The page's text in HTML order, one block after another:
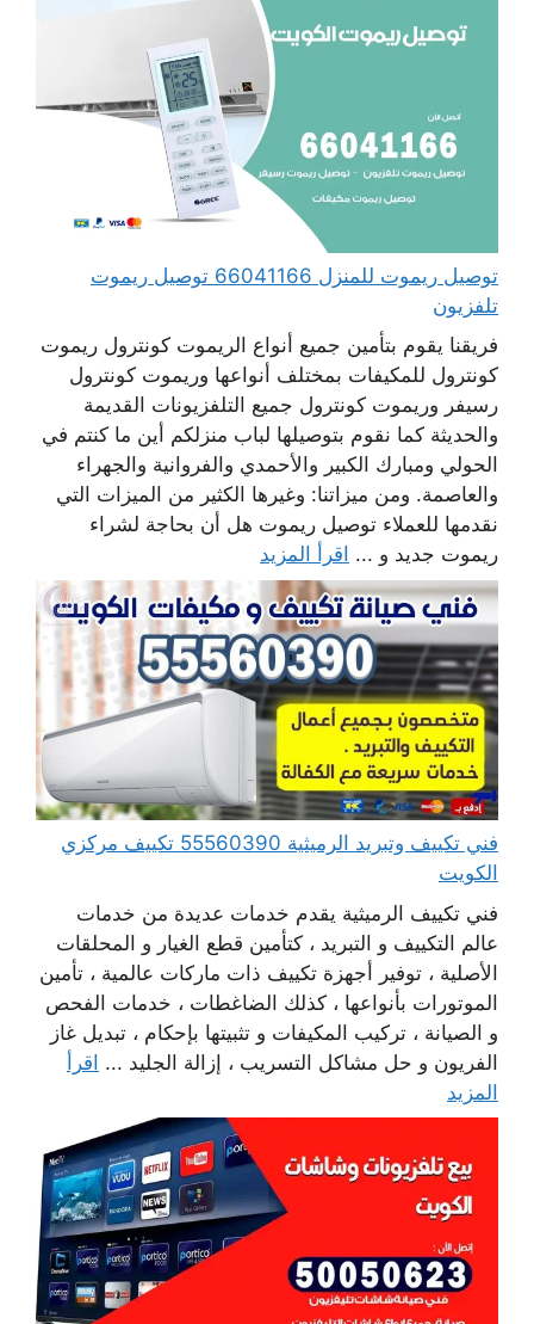
توصيل ريموت للمنزل 66041166 توصيل ريموت
تلفزيون
فريقنا يقوم بتأمين جميع أنواع الريموت كونترول ريموت
كونترول للمكيفات بمختلف أنواعها وريموت كونترول
رسيفر وريموت كونترول جميع التلفزيونات القديمة
والحديثة كما نقوم بتوصيلها لباب منزلكم أين ما كنتم في
الحولي ومبارك الكبير والأحمدي والفروانية والجهراء
والعاصمة. ومن ميزاتنا: وغيرها الكثير من الميزات التي
نقدمها للعملاء توصيل ريموت هل أن بحاجة لشراء
ريموت جديد و ... اقرأ المزيد
فني تكييف وتبريد الرميثية 55560390 تكييف مركزي
الكويت
فني تكييف الرميثية يقدم خدمات عديدة من خدمات
عالم التكييف و التبريد ، كتأمين قطع الغيار و المحلقات
الأصلية ، توفير أجهزة تكييف ذات ماركات عالمية ، تأمين
الموتورات بأنواعها ، كذلك الضاغطات ، خدمات الفحص
و الصيانة ، تركيب المكيفات و تثبيتها بإحكام ، تبديل غاز
الفريون و حل مشاكل التسريب ، إزالة الجليد ... اقرأ
المزيد